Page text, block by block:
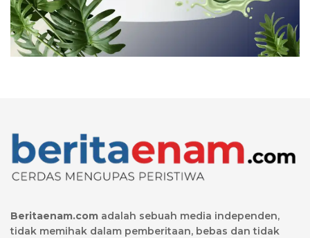
Beritaenam.com adalah sebuah media independen,
tidak memihak dalam pemberitaan, bebas dan tidak